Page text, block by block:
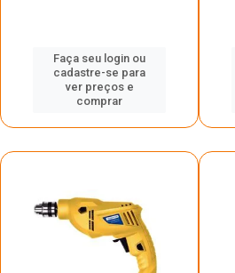
Faça seu login ou
cadastre-se para
ver preços e
comprar